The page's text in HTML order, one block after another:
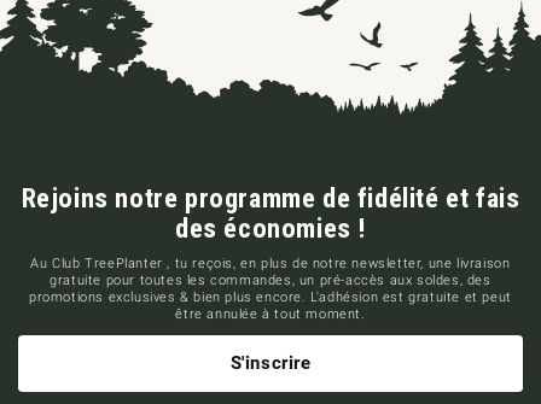
Rejoins notre programme de fidélité et fais
des économies !
Au Club TreePlanter , tu reçois, en plus de notre newsletter, une livraison
gratuite pour toutes les commandes, un pré-accès aux soldes, des
promotions exclusives & bien plus encore. L'adhésion est gratuite et peut
être annulée à tout moment.
S'inscrire